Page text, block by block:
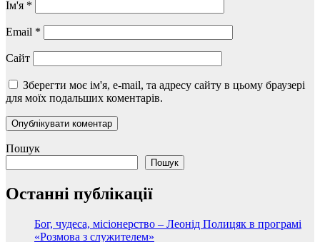
Ім'я *
Email *
Сайт
Зберегти моє ім'я, e-mail, та адресу сайту в цьому браузері
для моїх подальших коментарів.
Пошук
Пошук
Останні публікації
Бог, чудеса, місіонерство – Леонід Полицяк в програмі
«Розмова з служителем»